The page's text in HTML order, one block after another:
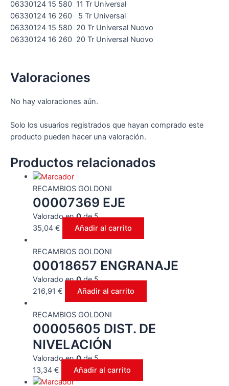
06330124 15 580 11 Tr Universal
06330124 16 260 5 Tr Universal
06330124 15 580 20 Tr Universal Nuovo
06330124 16 260 20 Tr Universal Nuovo
Valoraciones
No hay valoraciones aún.
Solo los usuarios registrados que hayan comprado este
producto pueden hacer una valoración.
Productos relacionados
RECAMBIOS GOLDONI
00007369 EJE
Valorado en0de 5
35,04 € Añadir al carrito
RECAMBIOS GOLDONI
00018657 ENGRANAJE
Valorado en0de 5
216,91 € Añadir al carrito
RECAMBIOS GOLDONI
00005605 DIST. DE
NIVELACIÓN
Valorado en0de 5
13,34 € Añadir al carrito